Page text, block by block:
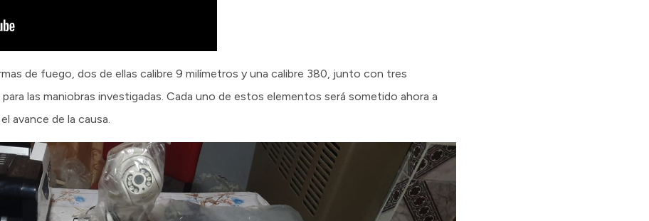
de fuego, dos de ellas calibre 9 milímetros y una calibre 380, junto con tres
las maniobras investigadas. Cada uno de estos elementos será sometido ahora a
avance de la causa.